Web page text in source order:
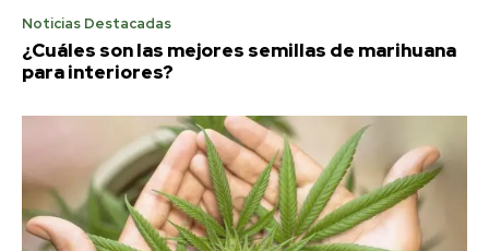
Noticias Destacadas
¿Cuáles son las mejores semillas de marihuana
para interiores?